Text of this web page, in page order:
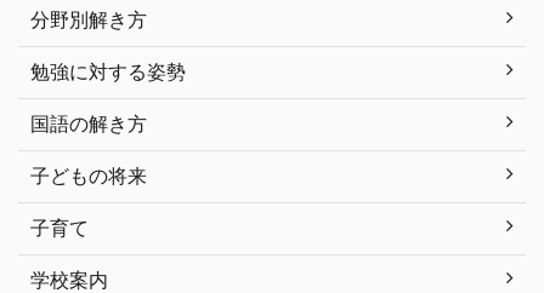
分野別解き方
勉強に対する姿勢
国語の解き方
子どもの将来
子育て
学校案内